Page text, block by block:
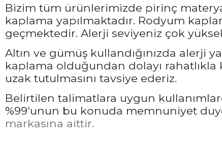
Bizim tüm ürünlerimizde pirinç
kaplama yapılmaktadır. Rodyum
geçmektedir. Alerji seviyeniz çok
Altın ve gümüş kullandığınızda
kaplama olduğundan dolayı
uzak tutulmasını tavsiye ederiz.
Belirtilen talimatlara uygun
%99'unun bu konuda memnuniyet
markasına aittir.